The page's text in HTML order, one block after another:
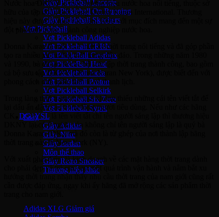
Giày Pickleball Lacoste
Giày Pickleball On Running
Giày Pickleball Skechers
Vợt Pickleball
Vợt Pickleball Adidas
Vợt Pickleball CRBN
Vợt PickleBall Gearbox
Vợt PickleBall Head
Vợt Pickleball Joola
Vợt Pickleball Proton
Vợt Pickleball Selkirk
Vợt Pickleball Six Zero
Vợt Pickleball Sypik
Giày
Giày Adidas
Giày Nike
Giày Jordan
Môn thể thao
Giày Retro Sneaker
Thương hiệu khác
Adidas XLG
Nước hoa DKNY là một thương hiệu nước hoa nổi tiếng, thuộc sở
hữu của tập đoàn thời trang Donna Karan International. Thương
hiệu này được ra mắt vào năm 1999 với mục đích mang đến một sự
đột phá mới trong ngành công nghiệp nước hoa.
Donna Karan là một nhà thiết kế thời trang nổi tiếng và đã góp phần
tạo ra nhiều xu hướng thời trang độc đáo. Trong những năm 1980
và 1990, bà đã tạo ra các bộ sưu tập thời trang thành công, bao gồm
cả bộ sưu tập DKNY (Donna Karan New York), được biết đến với
phong cách đơn giản, tinh tế và thanh lịch.
Trong làng thời trang thế giới không thiếu những cái tên viết tắt để
lại dấu ấn đậm sâu trong lòng người tiêu dùng. Nếu như các hãng
DG, YSL
DKNY lại có ý nghĩa của không chỉ tên người sáng lập là quý bà
Donna Karan (DK), mà đó còn là từ ghép của nơi thành lập hãng
thời trang này là New York (NY).
Với xuất phát điểm là kinh doanh về các mặt hàng thời trang dành
cho phái đẹp và trẻ em, sau một quá trình vận hành và nắm bắt xu
hướng thời trang nhận thấy nhu cầu thời trang của nam giới cũng rất